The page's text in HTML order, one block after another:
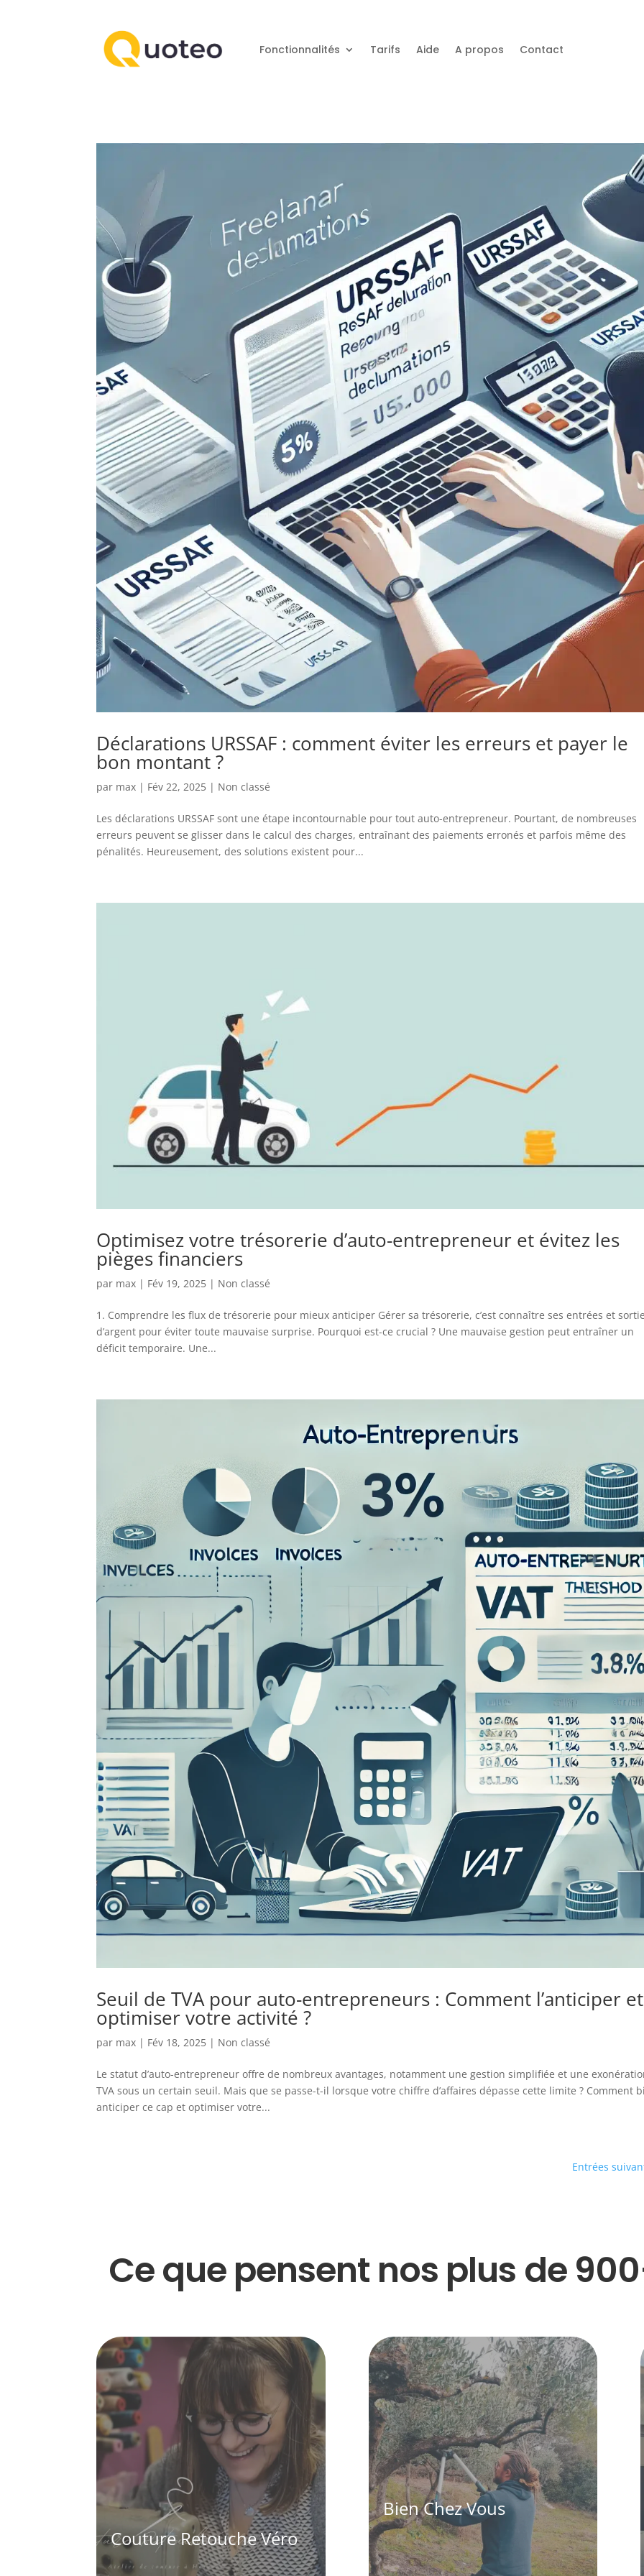
Fonctionnalités Tarifs Aide A propos Contact
Déclarations URSSAF : comment éviter les erreurs et payer le
bon montant ?
par max | Fév 22, 2025 | Non classé
Les déclarations URSSAF sont une étape incontournable pour tout auto-entrepreneur. Pourtant, de nombreuses
erreurs peuvent se glisser dans le calcul des charges, entraînant des paiements erronés et parfois même des
pénalités. Heureusement, des solutions existent pour...
Optimisez votre trésorerie d’auto-entrepreneur et évitez les
pièges financiers
par max | Fév 19, 2025 | Non classé
1. Comprendre les flux de trésorerie pour mieux anticiper Gérer sa trésorerie, c’est connaître ses entrées et
d’argent pour éviter toute mauvaise surprise. Pourquoi est-ce crucial ? Une mauvaise gestion peut entraîner un
déficit temporaire. Une...
Seuil de TVA pour auto-entrepreneurs : Comment l’anticiper et
optimiser votre activité ?
par max | Fév 18, 2025 | Non classé
Le statut d’auto-entrepreneur offre de nombreux avantages, notamment une gestion simplifiée et une
TVA sous un certain seuil. Mais que se passe-t-il lorsque votre chiffre d’affaires dépasse cette limite ? Comment
anticiper ce cap et optimiser votre...
Entrées
Ce que pensent nos plus de
Couture Retouche Véro
Bien Chez Vous